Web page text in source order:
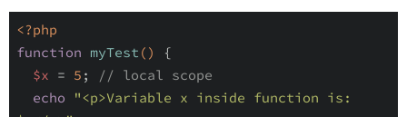
<?php
function myTest ()
{
$x = 5 ;
// local scope
echo
"<p>Variable x inside function is: